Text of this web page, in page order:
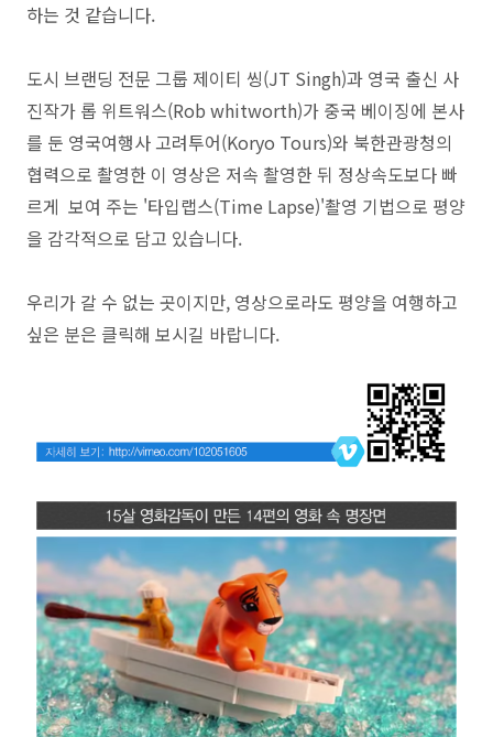
하는 것 같습니다.
도시 브랜딩 전문 그룹 제이티 씽(JT Singh)과 영국 출신 사
진작가 롭 위트워스(Rob whitworth)가 중국 베이징에 본사
를 둔 영국여행사 고려투어(Koryo Tours)와 북한관광청의
협력으로 촬영한 이 영상은 저속 촬영한 뒤 정상속도보다 빠
르게 보여 주는 '타입랩스(Time Lapse)'촬영 기법으로 평양
을 감각적으로 담고 있습니다.
우리가 갈 수 없는 곳이지만, 영상으로라도 평양을 여행하고
싶은 분은 클릭해 보시길 바랍니다.